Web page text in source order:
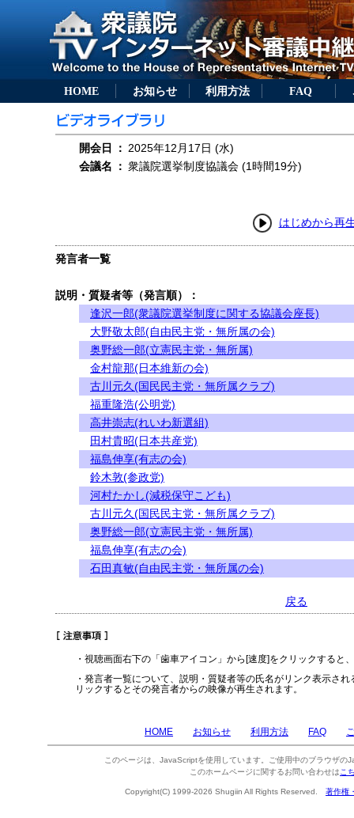
HOME お知らせ 利用方法 FAQ
開会日 ： 2025年12月17日 (水)
会議名
： 衆議院選挙制度協議会 (1時間19分)
はじめから再
発言者一覧
説明・質疑者等（発言順）：
逢沢一郎(衆議院選挙制度に関する協議会座長)
大野敬太郎(自由民主党・無所属の会)
奥野総一郎(立憲民主党・無所属)
金村龍那(日本維新の会)
古川元久(国民民主党・無所属クラブ)
福重隆浩(公明党)
高井崇志(れいわ新選組)
田村貴昭(日本共産党)
福島伸享(有志の会)
鈴木敦(参政党)
河村たかし(減税保守こども)
古川元久(国民民主党・無所属クラブ)
奥野総一郎(立憲民主党・無所属)
福島伸享(有志の会)
石田真敏(自由民主党・無所属の会)
戻る
・視聴画面右下の「歯車アイコン」から[速度]をクリックすると
・発言者一覧について、説明・質疑者等の氏名がリンク表示さ
リックするとその発言者からの映像が再生されます。
HOME お知らせ 利用方法 FAQ
このページは、JavaScriptを使用しています。ご使用中のブラウザの
このホームページに関するお問い合わせは こ
Copyright(C) 1999-2026 Shugiin All Rights Reserved. 著作権